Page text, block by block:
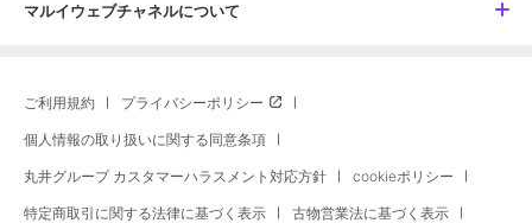
マルイウェブチャネルについて
ご利用規約 プライバシーポリシー
個人情報の取り扱いに関する同意条項
丸井グループ カスタマーハラスメント対応方針 cookieポリシー
特定商取引に関する法律に基づく表示 古物営業法に基づく表示